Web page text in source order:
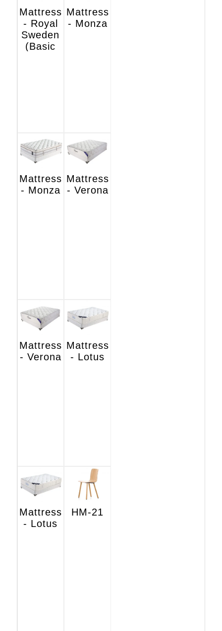
Mattress
- Royal
Sweden
(Basic
Mattress
- Monza
Mattress
- Monza
Mattress
- Verona
Mattress
- Verona
Mattress
- Lotus
Mattress
- Lotus
HM-21